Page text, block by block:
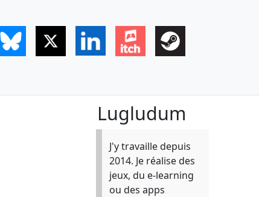
Lugludum
J'y travaille depuis
2014. Je réalise des
jeux, du e-learning
ou des apps